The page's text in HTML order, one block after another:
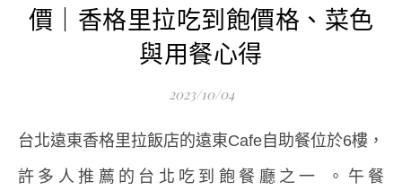
價｜香格里拉吃到飽價格、菜色
與用餐心得
2023/10/04
台北遠東香格里拉飯店的遠東Cafe自助餐位於6樓，
許多人推薦的台北吃到飽餐廳之一 。午餐